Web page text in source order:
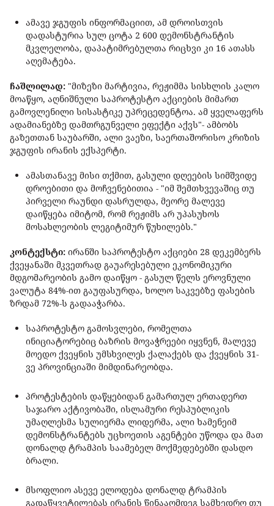
ამავე ჯგუფის ინფორმაციით, ამ დროისთვის
დადასტურია სულ ცოტა 2 600 დემონსტრანტის
მკვლელობა, დაპატიმრებულთა რიცხვი კი 16 ათასს
აღემატება.
ჩაშლილად: "მიზეზი მარტივია, რეჟიმმა სისხლის კალო
მოაწყო, აღნიშნული საპროტესტო აქციების მიმართ
გამოვლენილი სისასტიკე უპრეცედენტოა. ამ ყველაფერს
ადამიანებზე დამთრგუნველი ეფექტი აქვს"- ამბობს
გაზეთთან საუბარში, ალი ვაეზი, საერთაშორისო კრიზის
ჯგუფის ირანის ექსპერტი.
ამასთანავე მისი თქმით, გასული დღეების სიმშვიდე
დროებითი და მოჩვენებითია - "იმ შემთხვევაშიც თუ
პირველი რაუნდი დასრულდა, მეორე მალევე
დაიწყება იმიტომ, რომ რეჟიმს არ უპასუხოს
მოსახლეობის ლეგიტიმურ წუხილებს."
კონტექსტი: ირანში საპროტესტო აქციები 28 დეკემბერს
ქვეყანაში მკვეთრად გაუარესებული ეკონომიკური
მდგომარეობის გამო დაიწყო - გასულ წელს ეროვნული
ვალუტა 84%-ით გაუფასურდა, ხოლო საკვებზე ფასების
ზრდამ 72%-ს გადააჭარბა.
საპროტესტო გამოსვლები, რომელთა
ინიციატორებიც ბაზრის მოვაჭრეები იყვნენ, მალევე
მოედო ქვეყნის უმსხვილეს ქალაქებს და ქვეყნის 31-
ვე პროვინციაში მიმდინარეობდა.
პროტესტების დაწყებიდან გამართულ ერთადერთ
საჯარო აქტივობაში, ისლამური რესპუბლიკის
უმაღლესმა სულიერმა ლიდერმა, ალი ხამენეიმ
დემონსტრანტებს უცხოეთის აგენტები უწოდა და მათ
დონალდ ტრამპის საამებელ მოქმედებებში დასდო
ბრალი.
მსოფლიო ასევე ელოდება დონალდ ტრამპის
გადაწყვეტილებას ირანის წინააღმდეგ სამხედრო თუ